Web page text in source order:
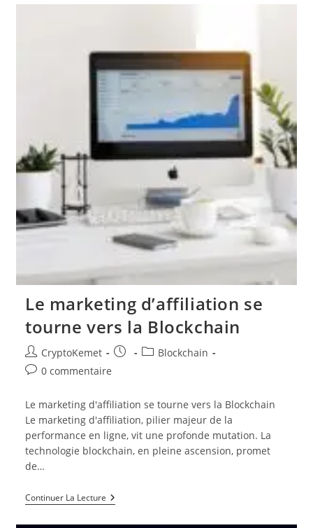
Contract
?
Le marketing d’affiliation se
tourne vers la Blockchain
Auteur/autrice
de
CryptoKemet
Publication
PostBlockchain
Commentaires
la
publication :
0 commentaire
Le marketing d'affiliation se tourne vers la Blockchain
Le marketing d'affiliation, pilier majeur de la
performance en ligne, vit une profonde mutation. La
technologie blockchain, en pleine ascension, promet
de…
Continuer La LectureLe
Marketing